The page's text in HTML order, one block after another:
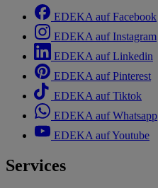
EDEKA auf Facebook
EDEKA auf Instagram
EDEKA auf Linkedin
EDEKA auf Pinterest
EDEKA auf Tiktok
EDEKA auf Whatsapp
EDEKA auf Youtube
Services